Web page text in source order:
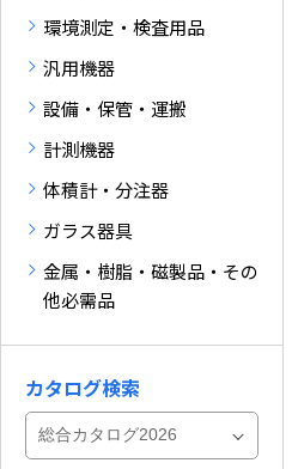
環境測定・検査用品
汎用機器
設備・保管・運搬
計測機器
体積計・分注器
ガラス器具
金属・樹脂・磁製品・その
他必需品
カタログ検索